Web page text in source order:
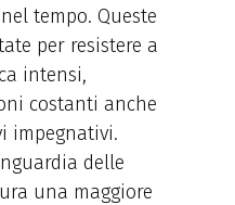
tempo. Queste
per resistere a
intensi,
costanti anche
impegnativi.
delle
una maggiore